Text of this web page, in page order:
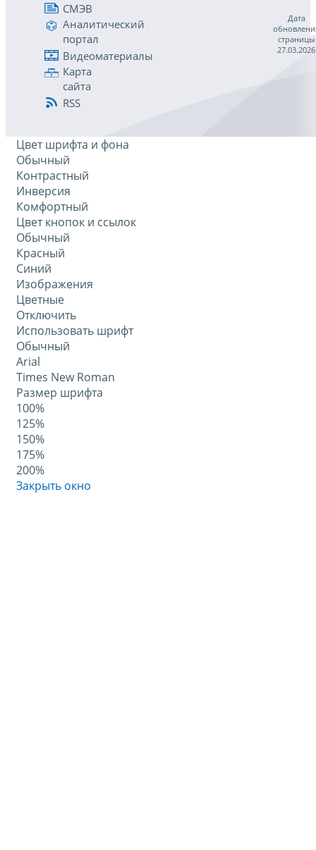
СМЭВ
Аналитический
портал
Видеоматериалы
Карта
сайта
RSS
Дата
страницы
27.03.2026
Цвет шрифта и фона
Обычный
Контрастный
Инверсия
Комфортный
Цвет кнопок и ссылок
Обычный
Красный
Синий
Изображения
Цветные
Отключить
Использовать шрифт
Обычный
Arial
Times New Roman
Размер шрифта
100%
125%
150%
175%
200%
Закрыть окно